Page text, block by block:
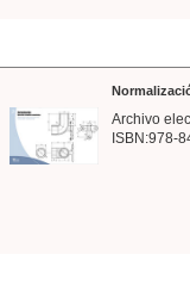
Archivo
ISBN:978-